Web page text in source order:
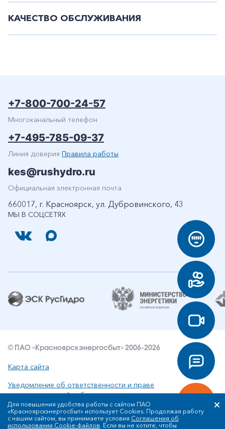
КАЧЕСТВО ОБСЛУЖИВАНИЯ
МЫ В СОЦСЕТЯХ
+7-800-700-24-57
Многоканальный телефон
+7-495-785-09-37
Линия доверия Правила работы
kes@rushydro.ru
Официальная электронная почта
660017, г. Красноярск, ул. Дубровинского, 43
© ПАО «Красноярскэнергосбыт» 2006-2026
Карта сайта
Уведомление об ответственности и праве
интеллектуальной собственности
Политика ПАО «Красноярскэнергосбыт» в отношении
обработки персональных данных
Для повышения удобства работы с сайтом ПАО
«Красноярскэнергосбыт» использует Cookies. Продолжая работу
с нашим сайтом, вы принимаете условия Соглашения об
использовании Cookie-файлов. Если вы не хотите, чтобы